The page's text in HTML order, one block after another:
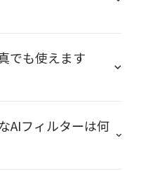
でも使えます
AIフィルターは何